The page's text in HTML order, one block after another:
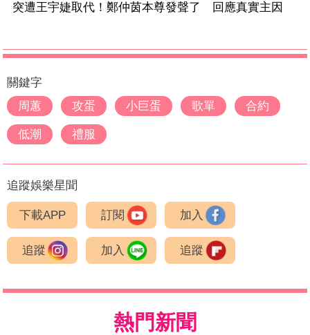
突遭王宇婕取代！鄭仲茵本尊發聲了 回應真實主因
關鍵字
周蕙
攻蛋 小巨蛋 歌單 合約
低潮 禮服
追蹤娛樂星聞
下載APP 訂閱 加入
追蹤 加入 追蹤
熱門新聞